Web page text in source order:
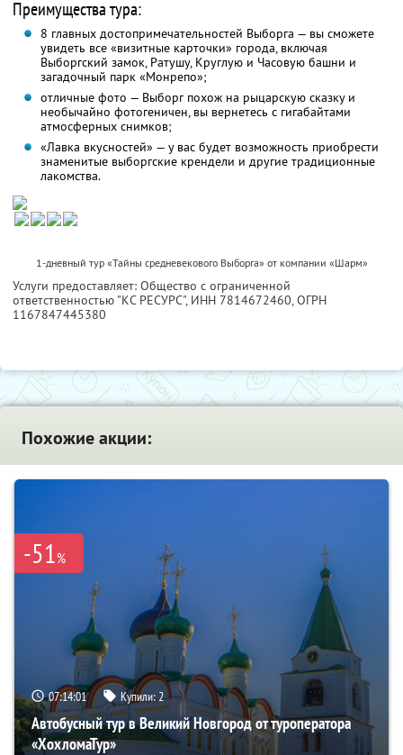
Преимущества тура:
8 главных достопримечательностей Выборга — вы сможете
увидеть все «визитные карточки» города, включая
Выборгский замок, Ратушу, Круглую и Часовую башни и
загадочный парк «Монрепо»;
отличные фото — Выборг похож на рыцарскую сказку и
необычайно фотогеничен, вы вернетесь с гигабайтами
атмосферных снимков;
«Лавка вкусностей» — у вас будет возможность приобрести
знаменитые выборгские крендели и другие традиционные
лакомства.
1-дневный тур «Тайны средневекового Выборга» от компании «Шарм»
Услуги предоставляет: Общество с ограниченной
ответственностью "КС РЕСУРС", ИНН 7814672460, ОГРН
1167847445380
Похожие акции:
-51%
07:14:00 Купили:2
Автобусный тур в Великий Новгород от туроператора
«ХохломаТур»